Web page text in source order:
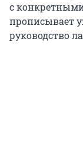
с
прописывает
руководство